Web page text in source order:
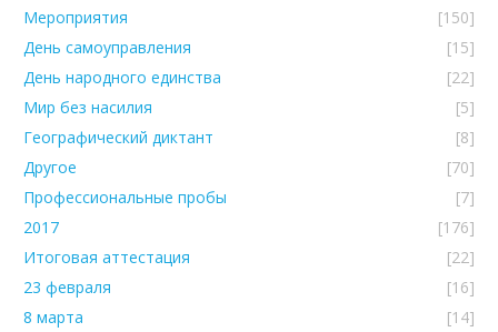
Мероприятия
[150]
День самоуправления
[15]
День народного единства
[22]
Мир без насилия
[5]
Географический диктант
[8]
Другое
[70]
Профессиональные пробы
[7]
2017
[176]
Итоговая аттестация
[22]
23 февраля
[16]
8 марта
[14]